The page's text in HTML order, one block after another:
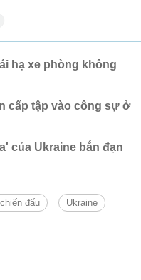
hạ xe phòng không
cấp tập vào công sự ở
của Ukraine bắn đạn
đấu Ukraine